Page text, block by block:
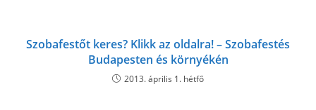
Szobafestőt keres? Klikk az oldalra! – Szobafestés
Budapesten és környékén
2013. április 1. hétfő